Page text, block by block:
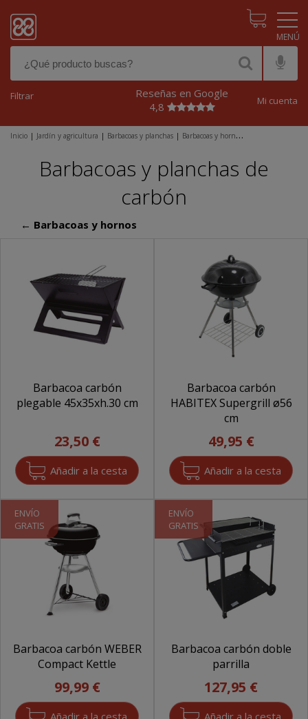
Reseñas en Google
4,8
Filtrar Mi cuenta
Inicio | Jardín y agricultura | Barbacoas y planchas | Barbacoas y hornos
Barbacoas y planchas de
carbón
← Barbacoas y hornos
Barbacoa carbón
plegable 45x35xh.30 cm
23,50 €
Barbacoa carbón
HABITEX Supergrill ø56
cm
49,95 €
ENVÍO
GRATIS
Barbacoa carbón WEBER
Compact Kettle
99,99 €
ENVÍO
GRATIS
Barbacoa carbón doble
parrilla
127,95 €